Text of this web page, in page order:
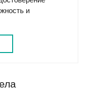
и